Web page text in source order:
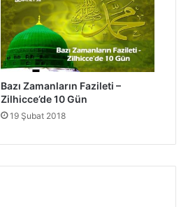
Bazı Zamanların Fazileti –
Zilhicce’de 10 Gün
19 Şubat 2018